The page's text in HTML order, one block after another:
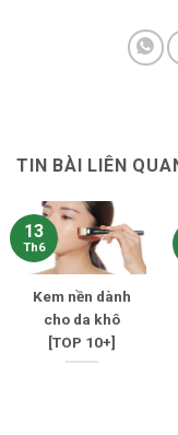
TIN BÀI LIÊN
Kem nền dành
cho da khô
[TOP 10+]
13
Th6